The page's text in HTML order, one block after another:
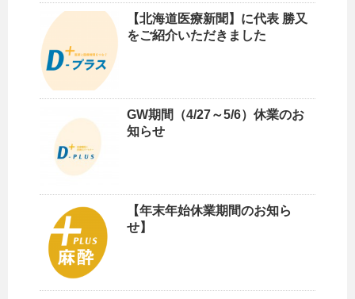
【北海道医療新聞】に代表 勝又
をご紹介いただきました
GW期間（4/27～5/6）休業のお
知らせ
【年末年始休業期間のお知ら
せ】